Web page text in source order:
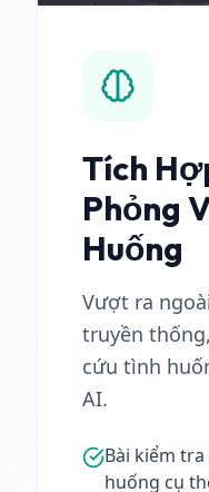
Tích
Phỏng
Huống
Vượt ra
truyền
cứu tình
AI.
Bài kiểm
huống cụ